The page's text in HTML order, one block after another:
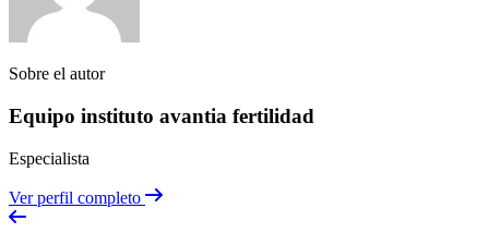
Sobre el autor
Equipo instituto avantia fertilidad
Especialista
Ver perfil completo